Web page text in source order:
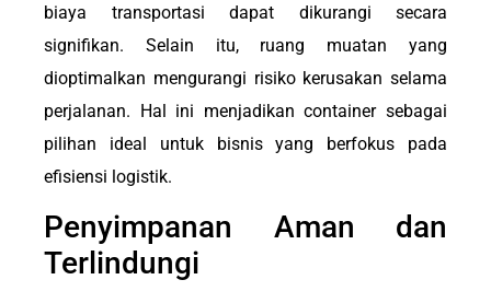
biaya transportasi dapat dikurangi secara
signifikan. Selain itu, ruang muatan yang
dioptimalkan mengurangi risiko kerusakan selama
perjalanan. Hal ini menjadikan container sebagai
pilihan ideal untuk bisnis yang berfokus pada
efisiensi logistik.
Penyimpanan Aman dan
Terlindungi